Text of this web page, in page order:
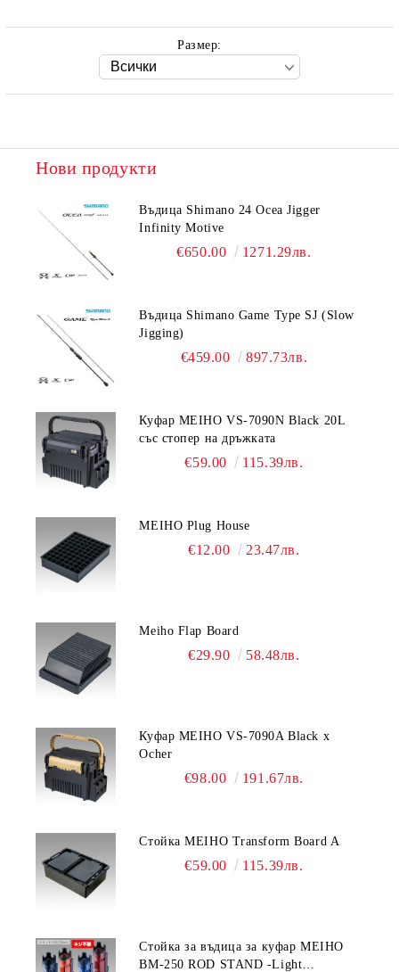
Размер:
Нови продукти
Въдица Shimano 24 Ocea Jigger
Infinity Motive
€650.00 1271.29лв.
Въдица Shimano Game Type SJ (Slow
Jigging)
€459.00 897.73лв.
Куфар MEIHO VS-7090N Black 20L
със стопер на дръжката
€59.00 115.39лв.
MEIHO Plug House
€12.00 23.47лв.
Meiho Flap Board
€29.90 58.48лв.
Куфар MEIHO VS-7090A Black x
Ocher
€98.00 191.67лв.
Стойка MEIHO Transform Board A
€59.00 115.39лв.
Стойка за въдица за куфар MEIHO
BM-250 ROD STAND -Light